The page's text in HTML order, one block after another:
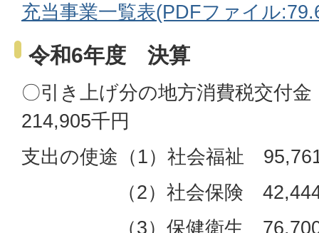
充当事業一覧表(PDFファイル
令和6年度 決算
〇引き上げ分の地方消費税交付
214,905千円
支出の使途（1）社会福祉
（2）社会保険 42,444
（3）保健衛生 76,700